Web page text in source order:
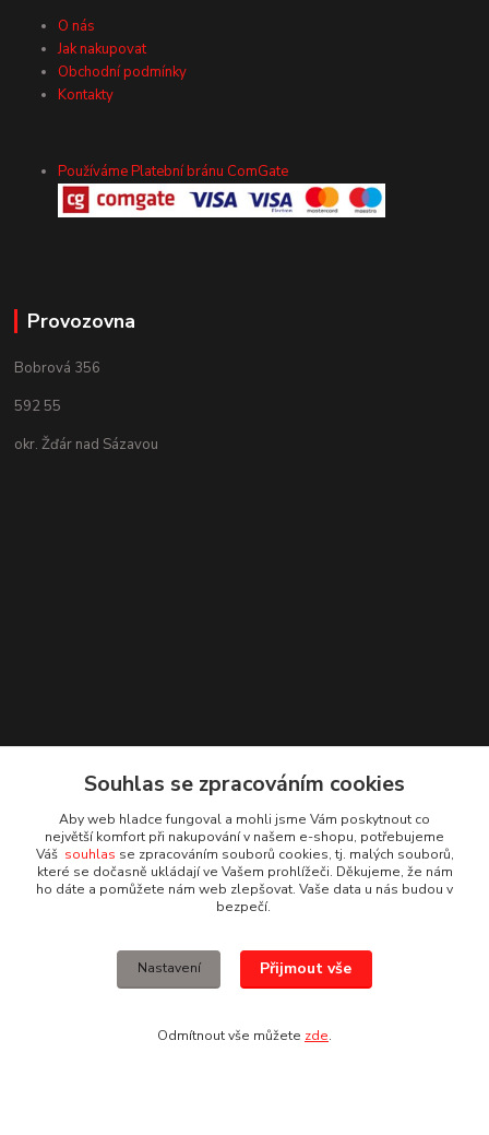
O nás
Jak nakupovat
Obchodní podmínky
Kontakty
Používáme Platební bránu ComGate
Provozovna
Bobrová 356
592 55
okr. Žďár nad Sázavou
Irena Dvořáková
+420 732 595 975
obchod@vruty-roman-stary.cz
Souhlas se zpracováním cookies
Aby web hladce fungoval a mohli jsme Vám poskytnout co
největší komfort při nakupování v našem e-shopu, potřebujeme
Váš souhlas se zpracováním souborů cookies, tj. malých souborů,
které se dočasně ukládají ve Vašem prohlížeči. Děkujeme, že nám
ho dáte a pomůžete nám web zlepšovat. Vaše data u nás budou v
bezpečí.
Nastavení Přijmout vše
Odmítnout vše můžete zde.